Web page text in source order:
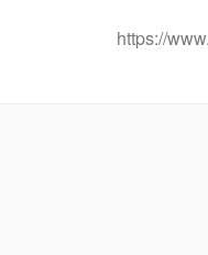
https://